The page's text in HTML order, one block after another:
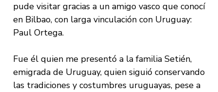
pude visitar gracias a un amigo vasco que conocí
en Bilbao, con larga vinculación con Uruguay:
Paul Ortega.
Fue él quien me presentó a la familia Setién,
emigrada de Uruguay, quien siguió conservando
las tradiciones y costumbres uruguayas, pese a